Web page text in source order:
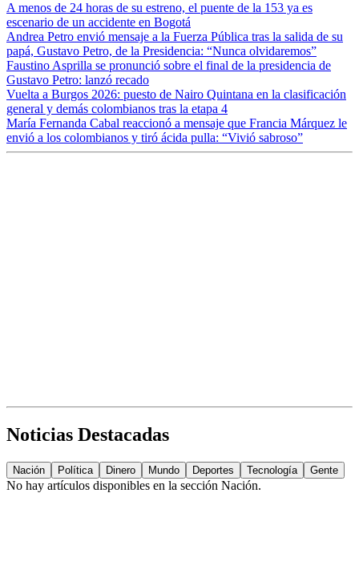
A menos de 24 horas de su estreno, el puente de la 153 ya es
escenario de un accidente en Bogotá
Andrea Petro envió mensaje a la Fuerza Pública tras la salida de su
papá, Gustavo Petro, de la Presidencia: “Nunca olvidaremos”
Faustino Asprilla se pronunció sobre el final de la presidencia de
Gustavo Petro: lanzó recado
Vuelta a Burgos 2026: puesto de Nairo Quintana en la clasificación
general y demás colombianos tras la etapa 4
María Fernanda Cabal reaccionó a mensaje que Francia Márquez le
envió a los colombianos y tiró ácida pulla: “Vivió sabroso”
Noticias Destacadas
Nación Política Dinero Mundo Deportes Tecnología Gente
No hay artículos disponibles en la sección Nación.